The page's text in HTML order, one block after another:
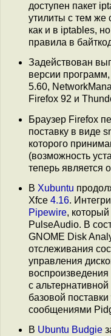
доступен пакет
утилиты с тем же
как и в iptables,
правила в
Задействован
версии
5.60,
Firefox 92 и
Браузер Firefox
поставку в виде
которого
(возможность
теперь является
В Xubuntu
Xfce 4.16.
Pipewire, который
PulseAudio. В
GNOME Disk
отслеживания
управления
с
базовой
сообщениями
В Ubuntu Budgie